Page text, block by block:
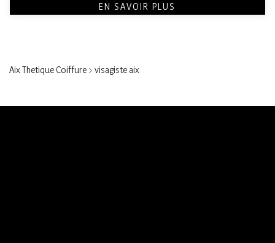
EN SAVOIR PLUS
Aix Thetique Coiffure > visagiste aix